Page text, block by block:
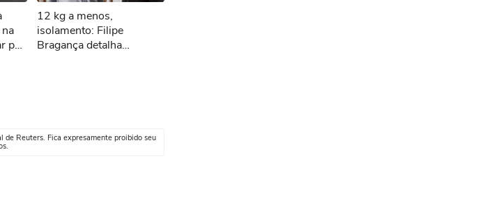
pai
12 kg a menos,
isolamento: Filipe
Bragança detalha
de Reuters. Fica expresamente proibido seu